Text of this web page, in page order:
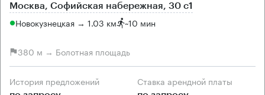
Москва, Софийская набережная, 30 с1
Новокузнецкая → 1.03 км ~10 мин
380 м → Болотная площадь
История предложений Ставка арендной платы